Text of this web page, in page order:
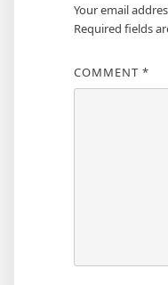
Your email
Required fields
COMMENT *